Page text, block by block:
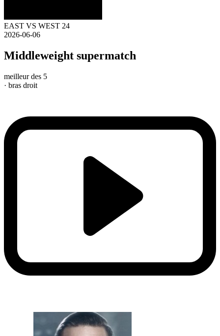
EAST VS WEST 24
2026-06-06
Middleweight supermatch
meilleur des 5
· bras droit